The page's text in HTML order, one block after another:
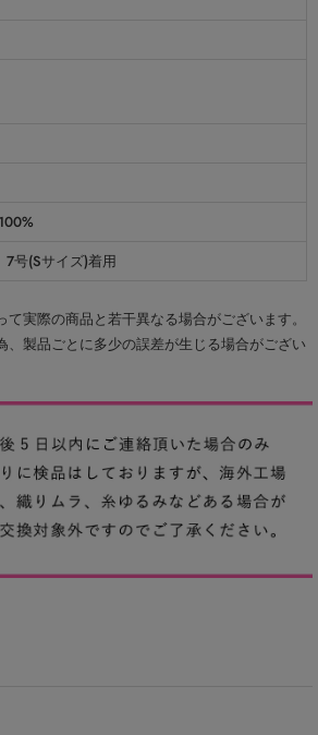
(Sサイズ)着用
実際の商品と若干異なる場合がございます。
製品ごとに多少の誤差が生じる場合がござい